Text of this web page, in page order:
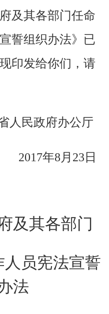
其各部门任命
誓组织办法》已
印发给你们，请
民政府办公厅
2017年8月23日
及其各部门
员宪法宣誓
法